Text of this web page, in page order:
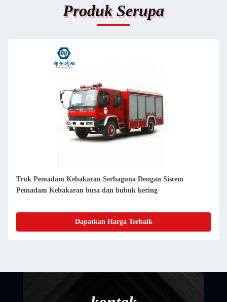
Produk Serupa
Truk Pemadam Kebakaran Serbaguna Dengan Sistem
Pemadam Kebakaran busa dan bubuk kering
Dapatkan Harga Terbaik